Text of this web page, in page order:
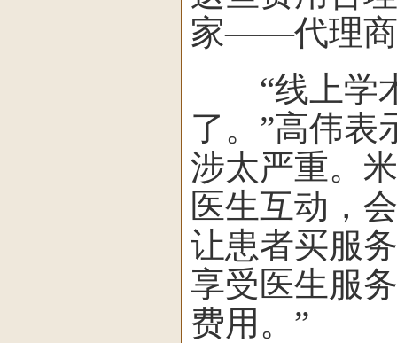
家——代理商
“线上学术
了。”高伟表
涉太严重。
医生互动，
让患者买服
享受医生服
费用。”